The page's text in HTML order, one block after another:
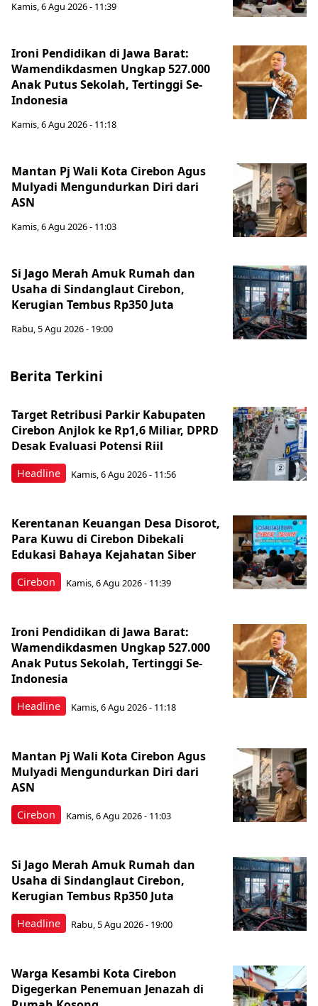
Kamis, 6 Agu 2026 - 11:39
Ironi Pendidikan di Jawa Barat:
Wamendikdasmen Ungkap 527.000
Anak Putus Sekolah, Tertinggi Se-
Indonesia
Kamis, 6 Agu 2026 - 11:18
Mantan Pj Wali Kota Cirebon Agus
Mulyadi Mengundurkan Diri dari
ASN
Kamis, 6 Agu 2026 - 11:03
Si Jago Merah Amuk Rumah dan
Usaha di Sindanglaut Cirebon,
Kerugian Tembus Rp350 Juta
Rabu, 5 Agu 2026 - 19:00
Berita Terkini
Headline
Target Retribusi Parkir Kabupaten
Cirebon Anjlok ke Rp1,6 Miliar, DPRD
Desak Evaluasi Potensi Riil
Kamis, 6 Agu 2026 - 11:56
Cirebon
Kerentanan Keuangan Desa Disorot,
Para Kuwu di Cirebon Dibekali
Edukasi Bahaya Kejahatan Siber
Kamis, 6 Agu 2026 - 11:39
Headline
Ironi Pendidikan di Jawa Barat:
Wamendikdasmen Ungkap 527.000
Anak Putus Sekolah, Tertinggi Se-
Indonesia
Kamis, 6 Agu 2026 - 11:18
Cirebon
Mantan Pj Wali Kota Cirebon Agus
Mulyadi Mengundurkan Diri dari
ASN
Kamis, 6 Agu 2026 - 11:03
Headline
Si Jago Merah Amuk Rumah dan
Usaha di Sindanglaut Cirebon,
Kerugian Tembus Rp350 Juta
Rabu, 5 Agu 2026 - 19:00
Warga Kesambi Kota Cirebon
Digegerkan Penemuan Jenazah di